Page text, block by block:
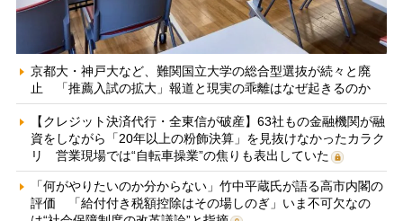
京都大・神戸大など、難関国立大学の総合型選抜が続々と廃
止 「推薦入試の拡大」報道と現実の乖離はなぜ起きるのか
【クレジット決済代行・全東信が破産】63社もの金融機関が融
資をしながら「20年以上の粉飾決算」を見抜けなかったカラク
リ 営業現場では“自転車操業”の焦りも表出していた
「何がやりたいのか分からない」竹中平蔵氏が語る高市内閣の
評価 「給付付き税額控除はその場しのぎ」いま不可欠なの